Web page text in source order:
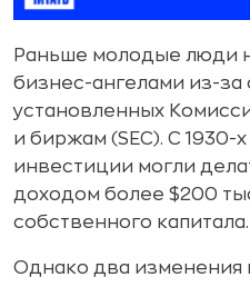
Раньше молодые люди
бизнес-ангелами из-за
установленных
и биржам (SEC). С 1930-
инвестиции могли
доходом более $200
собственного капитала.
Однако два изменения